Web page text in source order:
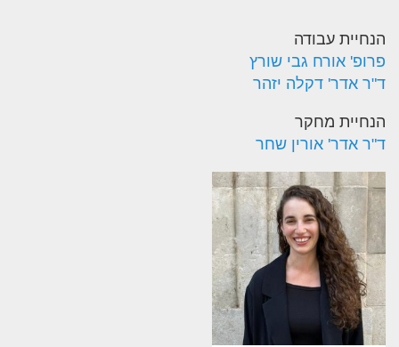
הנחיית עבודה
פרופ' אורח גבי שורץ
ד"ר אדר' דקלה יזהר
הנחיית מחקר
ד"ר אדר' אורין שחר